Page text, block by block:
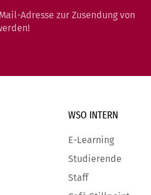
Adresse zur Zusendung von
WSO INTERN
E-Learning
Studierende
Staff